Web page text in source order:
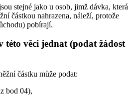
stejné jako u osob, jimž dávka, která
částkou nahrazena, náleží, protože
pobírají.
této věci jednat (podat žádost
částku může podat:
bod 04),